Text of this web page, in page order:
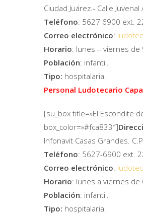
Ciudad Juárez.- Calle
Teléfono: 5627 6900 ext.
Correo electrónico:
Horario: lunes – viernes
Población: infantil.
Tipo: hospitalaria.
Personal Ludotecario
[su_box title=»El Escondite
box_color=»#fca833″]
Infonavit Casas Grandes.
Teléfono: 5627-6900 ext.
Correo electrónico:
Horario: lunes a viernes
Población: infantil.
Tipo: hospitalaria.